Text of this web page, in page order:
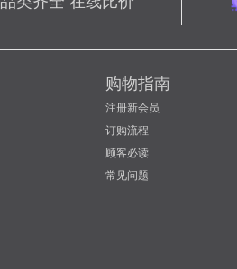
购物指南
注册新会员
订购流程
顾客必读
常见问题